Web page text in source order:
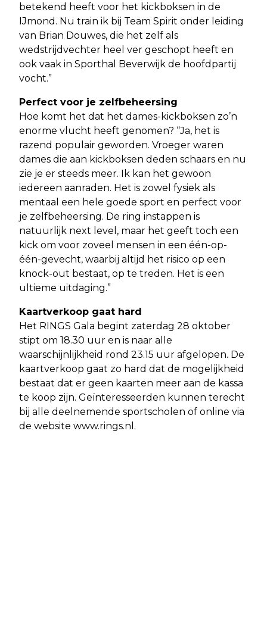
betekend heeft voor het kickboksen in de
IJmond. Nu train ik bij Team Spirit onder leiding
van Brian Douwes, die het zelf als
wedstrijdvechter heel ver geschopt heeft en
ook vaak in Sporthal Beverwijk de hoofdpartij
vocht.”
Perfect voor je zelfbeheersing
Hoe komt het dat het dames-kickboksen zo’n
enorme vlucht heeft genomen? “Ja, het is
razend populair geworden. Vroeger waren
dames die aan kickboksen deden schaars en nu
zie je er steeds meer. Ik kan het gewoon
iedereen aanraden. Het is zowel fysiek als
mentaal een hele goede sport en perfect voor
je zelfbeheersing. De ring instappen is
natuurlijk next level, maar het geeft toch een
kick om voor zoveel mensen in een één-op-
één-gevecht, waarbij altijd het risico op een
knock-out bestaat, op te treden. Het is een
ultieme uitdaging.”
Kaartverkoop gaat hard
Het RINGS Gala begint zaterdag 28 oktober
stipt om 18.30 uur en is naar alle
waarschijnlijkheid rond 23.15 uur afgelopen. De
kaartverkoop gaat zo hard dat de mogelijkheid
bestaat dat er geen kaarten meer aan de kassa
te koop zijn. Geïnteresseerden kunnen terecht
bij alle deelnemende sportscholen of online via
de website www.rings.nl.